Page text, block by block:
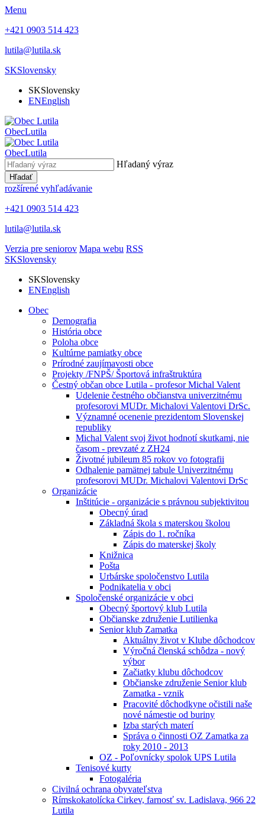
Menu
+421 0903 514 423
lutila@lutila.sk
SKSlovensky
SKSlovensky
ENEnglish
ObecLutila
ObecLutila
Hľadaný výraz
Hľadať
rozšírené vyhľadávanie
+421 0903 514 423
lutila@lutila.sk
Verzia pre seniorov Mapa webu RSS
SKSlovensky
SKSlovensky
ENEnglish
Obec
Demografia
História obce
Poloha obce
Kultúrne pamiatky obce
Prírodné zaujímavosti obce
Projekty /FNPŠ/ Športová infraštruktúra
Čestný občan obce Lutila - profesor Michal Valent
Udelenie čestného občianstva univerzitnému
profesorovi MUDr. Michalovi Valentovi DrSc.
Významné ocenenie prezidentom Slovenskej
republiky
Michal Valent svoj život hodnotí skutkami, nie
časom - prevzaté z ZH24
Životné jubileum 85 rokov vo fotografii
Odhalenie pamätnej tabule Univerzitnému
profesorovi MUDr. Michalovi Valentovi DrSc
Organizácie
Inštitúcie - organizácie s právnou subjektivitou
Obecný úrad
Základná škola s materskou školou
Zápis do 1. ročníka
Zápis do materskej školy
Knižnica
Pošta
Urbárske spoločenstvo Lutila
Podnikatelia v obci
Spoločenské organizácie v obci
Obecný športový klub Lutila
Občianske združenie Lutilienka
Senior klub Zamatka
Aktuálny život v Klube dôchodcov
Výročná členská schôdza - nový
výbor
Začiatky klubu dôchodcov
Občianske združenie Senior klub
Zamatka - vznik
Pracovité dôchodkyne očistili naše
nové námestie od buriny
Izba starých materí
Správa o činnosti OZ Zamatka za
roky 2010 - 2013
OZ - Poľovnícky spolok UPS Lutila
Tenisové kurty
Fotogaléria
Civilná ochrana obyvateľstva
Rímskokatolícka Cirkev, farnosť sv. Ladislava, 966 22
Lutila